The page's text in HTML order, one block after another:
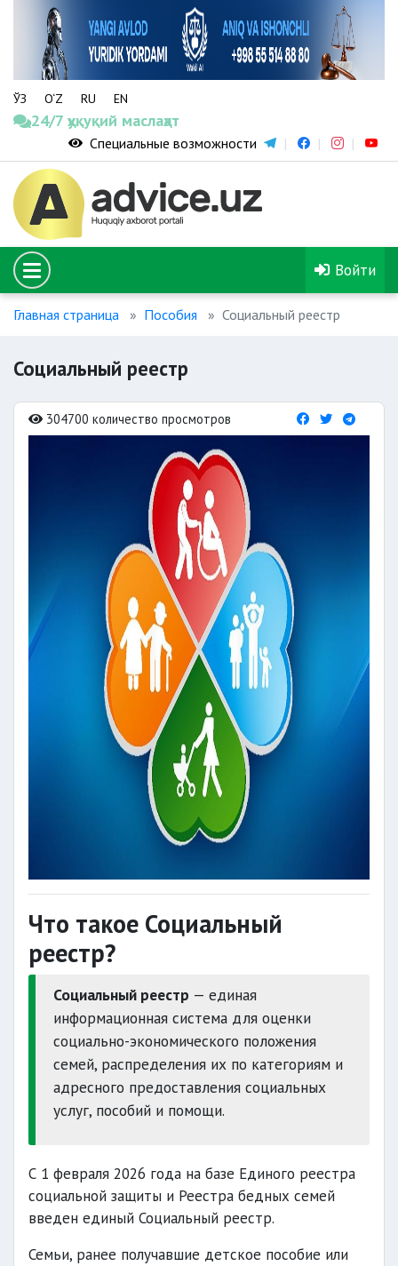
ЎЗ O‘Z RU EN
24/7 ҳуқуқий маслаҳат
Специальные возможности
Войти
Главная страница Пособия Социальный реестр
Социальный реестр
304700 количество просмотров
Что такое Социальный
реестр?
Социальный реестр — единая
информационная система для оценки
социально-экономического положения
семей, распределения их по категориям и
адресного предоставления социальных
услуг, пособий и помощи.
С 1 февраля 2026 года на базе Единого реестра
социальной защиты и Реестра бедных семей
введен единый Социальный реестр.
Семьи, ранее получавшие детское пособие или